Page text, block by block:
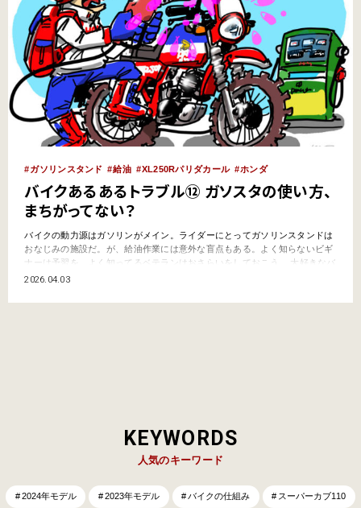
ガソリンスタンド 給油 XL250Rパリダカール ホンダ
バイクあるあるトラブル⑫ ガソスタの使い方、
まちがってない？
バイクの動力源はガソリンがメイン。ライダーにとってガソリンスタンドは
おなじみの施設だ。が、給油作業には意外な盲点もある。よく知らないビギ
ナーは予習を、よく知ってるベテランはおさらいをしておこう。 大好きなバ
イク、知ってるつもり、乗れてるつもりでも、ミスやトラブルはつきもの
知っておこう。 給油はどうやるの？ どこから入れる…
2026.04.03
KEYWORDS
人気のキーワード
2024年モデル 2023年モデル バイクの仕組み スーパーカブ110